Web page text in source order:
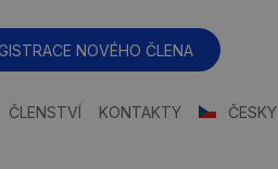
NOVÉHO ČLENA
ČLENSTVÍ KONTAKTY ČESKY